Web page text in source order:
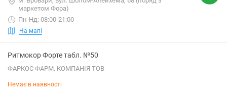
маркетом Фора)
Пн-Нд: 08:00-21:00
На мапі
Ритмокор Форте табл. №50
ФАРКОС ФАРМ. КОМПАНІЯ ТОВ
Немає в наявності